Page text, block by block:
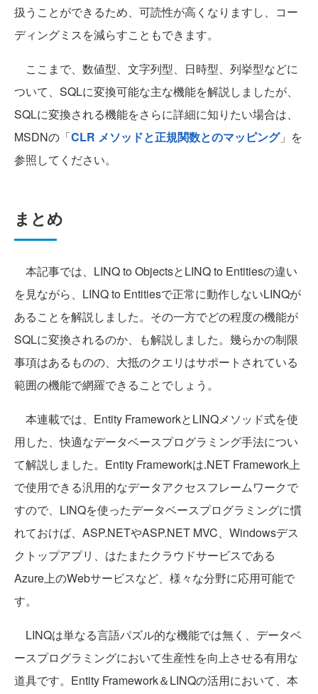
扱うことができるため、可読性が高くなりますし、コー
ディングミスを減らすこともできます。
ここまで、数値型、文字列型、日時型、列挙型などに
ついて、SQLに変換可能な主な機能を解説しましたが、
SQLに変換される機能をさらに詳細に知りたい場合は、
MSDNの「CLR メソッドと正規関数とのマッピング」を
参照してください。
まとめ
本記事では、LINQ to ObjectsとLINQ to Entitiesの違い
を見ながら、LINQ to Entitiesで正常に動作しないLINQが
あることを解説しました。その一方でどの程度の機能が
SQLに変換されるのか、も解説しました。幾らかの制限
事項はあるものの、大抵のクエリはサポートされている
範囲の機能で網羅できることでしょう。
本連載では、Entity FrameworkとLINQメソッド式を使
用した、快適なデータベースプログラミング手法につい
て解説しました。Entity Frameworkは.NET Framework上
で使用できる汎用的なデータアクセスフレームワークで
すので、LINQを使ったデータベースプログラミングに慣
れておけば、ASP.NETやASP.NET MVC、Windowsデス
クトップアプリ、はたまたクラウドサービスである
Azure上のWebサービスなど、様々な分野に応用可能で
す。
LINQは単なる言語パズル的な機能では無く、データベ
ースプログラミングにおいて生産性を向上させる有用な
道具です。Entity Framework＆LINQの活用において、本